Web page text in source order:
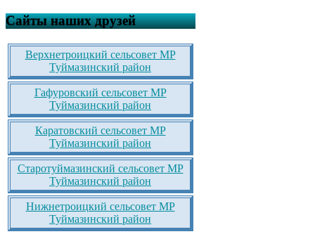
Сайты наших друзей
Верхнетроицкий сельсовет МР
Туймазинский район
Гафуровский сельсовет МР
Туймазинский район
Каратовский сельсовет МР
Туймазинский район
Старотуймазинский сельсовет МР
Туймазинский район
Нижнетроицкий сельсовет МР
Туймазинский район